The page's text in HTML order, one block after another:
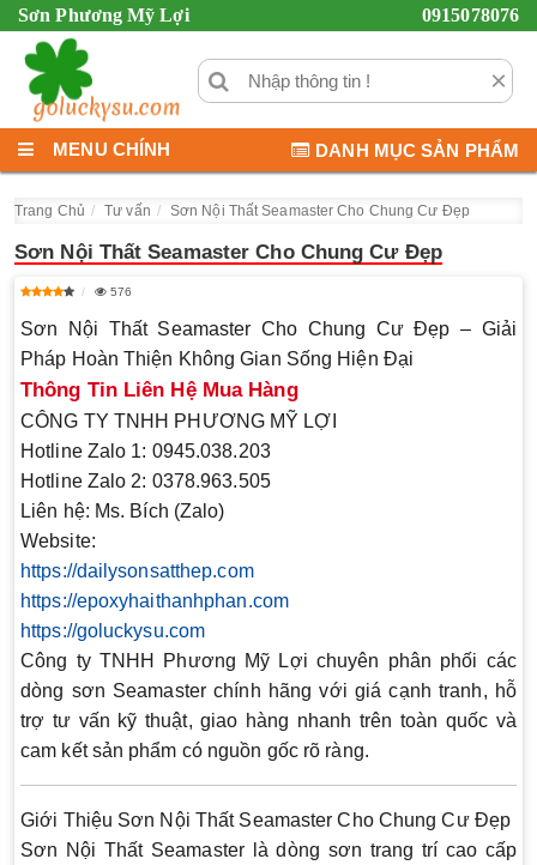
Sơn Phương Mỹ Lợi 0915078076
×
MENU CHÍNH DANH MỤC SẢN PHẨM
Trang Chủ Tư vấn Sơn Nội Thất Seamaster Cho Chung Cư Đẹp
Sơn Nội Thất Seamaster Cho Chung Cư Đẹp
576
Sơn Nội Thất Seamaster Cho Chung Cư Đẹp – Giải
Pháp Hoàn Thiện Không Gian Sống Hiện Đại
Thông Tin Liên Hệ Mua Hàng
CÔNG TY TNHH PHƯƠNG MỸ LỢI
Hotline Zalo 1: 0945.038.203
Hotline Zalo 2: 0378.963.505
Liên hệ: Ms. Bích (Zalo)
Website:
https://dailysonsatthep.com
https://epoxyhaithanhphan.com
https://goluckysu.com
Công ty TNHH Phương Mỹ Lợi chuyên phân phối các
dòng sơn Seamaster chính hãng với giá cạnh tranh, hỗ
trợ tư vấn kỹ thuật, giao hàng nhanh trên toàn quốc và
cam kết sản phẩm có nguồn gốc rõ ràng.
Giới Thiệu Sơn Nội Thất Seamaster Cho Chung Cư Đẹp
Sơn Nội Thất Seamaster là dòng sơn trang trí cao cấp